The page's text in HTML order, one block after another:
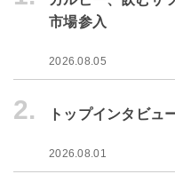
市場参入
2026.08.05
2. トップインタビュ
2026.08.01